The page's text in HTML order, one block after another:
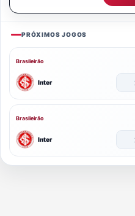
PRÓXIMOS JOGOS
Brasileirão
Inter
Brasileirão
Inter